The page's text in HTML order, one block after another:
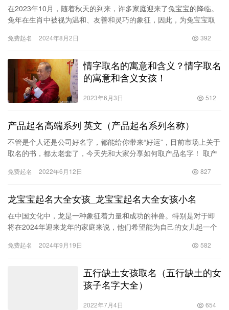
在2023年10月，随着秋天的到来，许多家庭迎来了兔宝宝的降临。
兔年在生肖中被视为温和、友善和灵巧的象征，因此，为兔宝宝取
的…
免费起名 2024年8月2日 392
情字取名的寓意和含义？情字取名
的寓意和含义女孩！
2023年6月3日 512
产品起名高端系列 英文（产品起名系列名称）
不管是个人还是公司好名字，都能给你带来“好运”，目前市场上关于
取名的书，都太老套了，今天先和大家分享如何取产品名字！ 取产
免费起名 2022年6月12日 827
龙宝宝起名大全女孩_龙宝宝起名大全女孩小名
在中国文化中，龙是一种象征着力量和成功的神兽。特别是对于即
将在2024年迎来龙年的家庭来说，他们希望能为自己的女儿起一个
为…
免费起名 2024年9月19日 582
五行缺土女孩取名（五行缺土的女
孩子名字大全）
2022年7月4日 654